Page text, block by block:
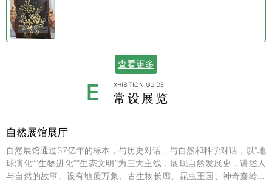
查看更多
E XHIBITION GUIDE
常设展览
自然展馆展厅
自然展馆通过37亿年的标本，与历史对话、与自然和科学对话，以“地
球演化”“生物进化”“生态文明”为三大主线，展现自然发展史，讲述人
与自然的故事。设有地质万象、古生物长廊、昆虫王国、神奇秦岭、